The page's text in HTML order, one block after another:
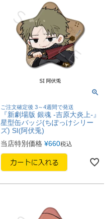
ご注文確定後 3～4週間で発送
『新劇場版 銀魂 -吉原大炎上-』
星型缶バッジ(ちぽっけシリー
ズ) SI(阿伏兎)
当店特別価格 ¥660税込